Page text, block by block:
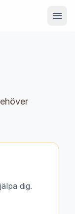
menu
dig.